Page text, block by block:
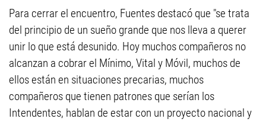
Para cerrar el encuentro, Fuentes destacó que "se trata
del principio de un sueño grande que nos lleva a querer
unir lo que está desunido. Hoy muchos compañeros no
alcanzan a cobrar el Mínimo, Vital y Móvil, muchos de
ellos están en situaciones precarias, muchos
compañeros que tienen patrones que serían los
Intendentes, hablan de estar con un proyecto nacional y